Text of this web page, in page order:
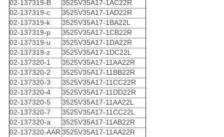
02-137319-B
3525V35A17-1AC22R
02-137319-c
3525V35A17-1AD22R
02-137319-k
3525V35A17-1BA22L
02-137319-p
3525V35A17-1CB22R
02-137319-u
3525V35A17-1DA22R
02-137319-z
3525V35A17-1DC22L
02-137320-1
3525V35A17-11AA22R
02-137320-2
3525V35A17-11BB22R
02-137320-3
3525V35A17-11CC22R
02-137320-4
3525V35A17-11DD22R
02-137320-5
3525V35A17-11AA22L
02-137320-7
3525V35A17-11CC22L
02-137320-a
3525V35A17-11AB22R
02-137320-AAR 3525V35A17-11AA22R